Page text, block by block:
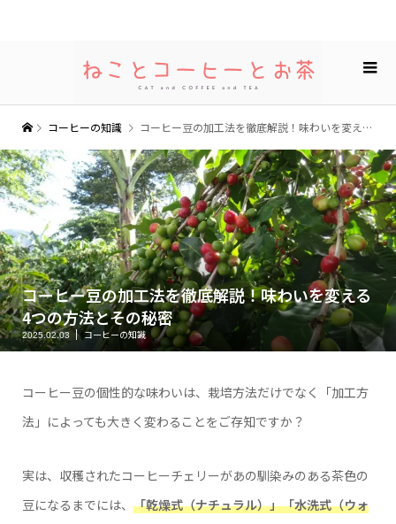
コーヒーの知識 コーヒー豆の加工法を徹底解説！味わいを変える4つの方法とその秘密
コーヒー豆の加工法を徹底解説！味わいを変える
4つの方法とその秘密
2025.02.03 コーヒーの知識
コーヒー豆の個性的な味わいは、栽培方法だけでなく「加工方
法」によっても大きく変わることをご存知ですか？
実は、収穫されたコーヒーチェリーがあの馴染みのある茶色の
豆になるまでには、 「乾燥式（ナチュラル）」「水洗式（ウォ